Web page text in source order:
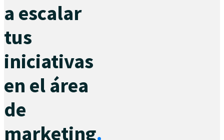
a escalar
tus
iniciativas
en el área
de
marketing.